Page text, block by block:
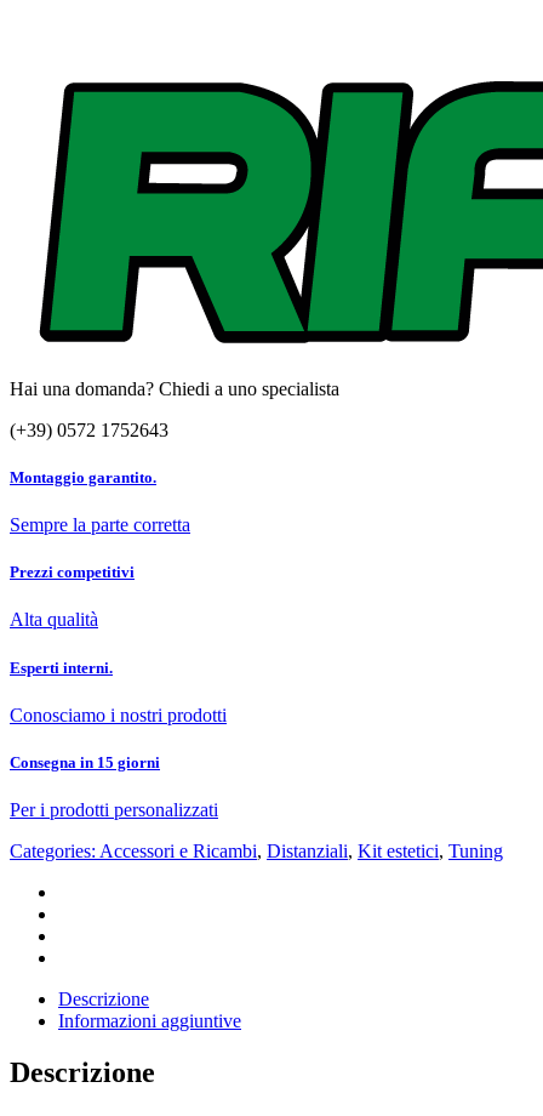
Hai una domanda? Chiedi a uno specialista
(+39) 0572 1752643
Montaggio garantito.
Sempre la parte corretta
Prezzi competitivi
Alta qualità
Esperti interni.
Conosciamo i nostri prodotti
Consegna in 15 giorni
Per i prodotti personalizzati
Categories: Accessori e Ricambi, Distanziali, Kit estetici, Tuning
Descrizione
Informazioni aggiuntive
Descrizione